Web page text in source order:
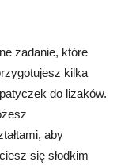
zadanie, które
kilka
do lizaków.
aby
się słodkim